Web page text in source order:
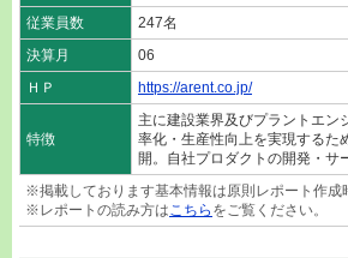
従業員数
247名
決算月
06
ＨＰ
https://arent.co.jp/
特徴
主に建設業界及びプラントエン
率化・生産性向上を実現するた
開。自社プロダクトの開発・サ
※掲載しております基本情報は原則レポート作成
※レポートの読み方はこちら をご覧ください。